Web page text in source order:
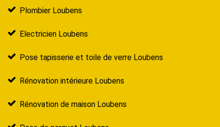
Plombier Loubens
Electricien Loubens
Pose tapisserie et toile de verre Loubens
Rénovation intérieure Loubens
Rénovation de maison Loubens